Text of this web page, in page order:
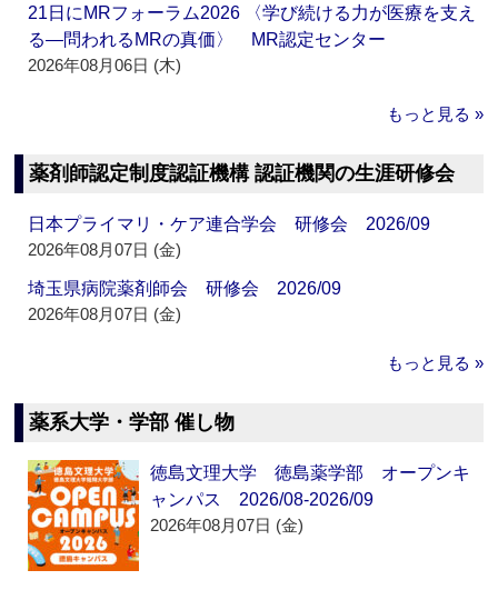
21日にMRフォーラム2026 〈学び続ける力が医療を支え
る―問われるMRの真価〉 MR認定センター
2026年08月06日 (木)
もっと見る »
薬剤師認定制度認証機構 認証機関の生涯研修会
日本プライマリ・ケア連合学会 研修会 2026/09
2026年08月07日 (金)
埼玉県病院薬剤師会 研修会 2026/09
2026年08月07日 (金)
もっと見る »
薬系大学・学部 催し物
徳島文理大学 徳島薬学部 オープンキ
ャンパス 2026/08-2026/09
2026年08月07日 (金)